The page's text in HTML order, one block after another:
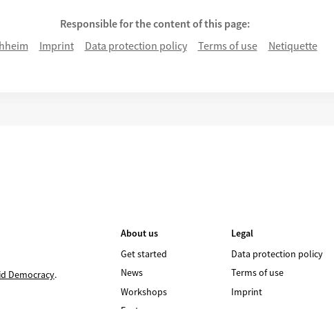
Responsible for the content of this page:
Imprint Data protection policy Terms of use Netiquette
Democracy.
About us
Get started
News
Workshops
Legal
Data protection policy
Terms of use
Imprint